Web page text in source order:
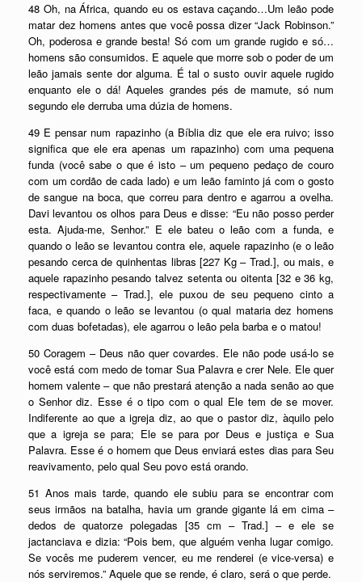
48 Oh, na África, quando eu os estava caçando…Um leão pode
matar dez homens antes que você possa dizer “Jack Robinson.”
Oh, poderosa e grande besta! Só com um grande rugido e só…
homens são consumidos. E aquele que morre sob o poder de um
leão jamais sente dor alguma. É tal o susto ouvir aquele rugido
enquanto ele o dá! Aqueles grandes pés de mamute, só num
segundo ele derruba uma dúzia de homens.
49 E pensar num rapazinho (a Bíblia diz que ele era ruivo; isso
significa que ele era apenas um rapazinho) com uma pequena
funda (você sabe o que é isto – um pequeno pedaço de couro
com um cordão de cada lado) e um leão faminto já com o gosto
de sangue na boca, que correu para dentro e agarrou a ovelha.
Davi levantou os olhos para Deus e disse: “Eu não posso perder
esta. Ajuda-me, Senhor.” E ele bateu o leão com a funda, e
quando o leão se levantou contra ele, aquele rapazinho (e o leão
pesando cerca de quinhentas libras [227 Kg – Trad.], ou mais, e
aquele rapazinho pesando talvez setenta ou oitenta [32 e 36 kg,
respectivamente – Trad.], ele puxou de seu pequeno cinto a
faca, e quando o leão se levantou (o qual mataria dez homens
com duas bofetadas), ele agarrou o leão pela barba e o matou!
50 Coragem – Deus não quer covardes. Ele não pode usá-lo se
você está com medo de tomar Sua Palavra e crer Nele. Ele quer
homem valente – que não prestará atenção a nada senão ao que
o Senhor diz. Esse é o tipo com o qual Ele tem de se mover.
Indiferente ao que a igreja diz, ao que o pastor diz, àquilo pelo
que a igreja se para; Ele se para por Deus e justiça e Sua
Palavra. Esse é o homem que Deus enviará estes dias para Seu
reavivamento, pelo qual Seu povo está orando.
51 Anos mais tarde, quando ele subiu para se encontrar com
seus irmãos na batalha, havia um grande gigante lá em cima –
dedos de quatorze polegadas [35 cm – Trad.] – e ele se
jactanciava e dizia: “Pois bem, que alguém venha lugar comigo.
Se vocês me puderem vencer, eu me renderei (e vice-versa) e
nós serviremos.” Aquele que se rende, é claro, será o que perde.